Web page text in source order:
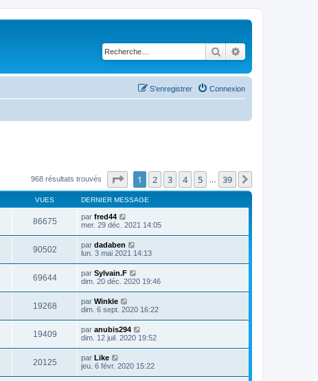
Rechercher
Connexion
S’enregistrer
968 résultats trouvés Page sur39
1 2 3 4 5 39
VUES DERNIER MESSAGE
86675 par fred44
mer. 29 déc. 2021 14:05
90502 par dadaben
lun. 3 mai 2021 14:13
69644 par Sylvain.F
dim. 20 déc. 2020 19:46
19268 par Winkle
dim. 6 sept. 2020 16:22
19409 par anubis294
dim. 12 juil. 2020 19:52
20125 par Like
jeu. 6 févr. 2020 15:22